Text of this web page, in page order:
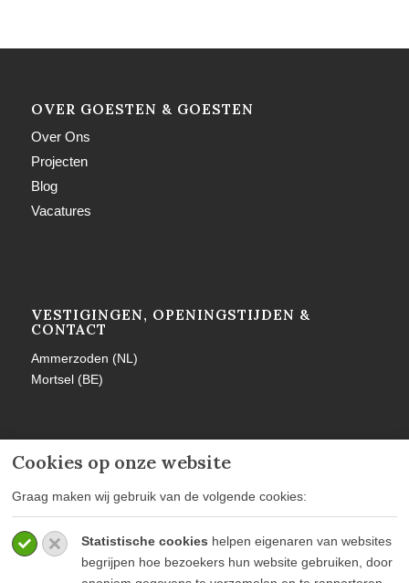
Cookies op onze website
Graag maken wij gebruik van de volgende cookies:
Statistische cookies helpen eigenaren van websites
begrijpen hoe bezoekers hun website gebruiken, door
OVER GOESTEN & GOESTEN
Over Ons
Projecten
Blog
Vacatures
VESTIGINGEN, OPENINGSTIJDEN &
CONTACT
Ammerzoden (NL)
Mortsel (BE)
MEER INFORMATIE
Privacy policy
Algemene voorwaarden
Veelgestelde vragen